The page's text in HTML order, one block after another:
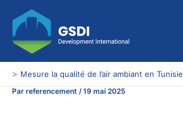
contenu
> Mesure la qualité de l’air ambiant en Tunisie
Par referencement /19 mai 2025